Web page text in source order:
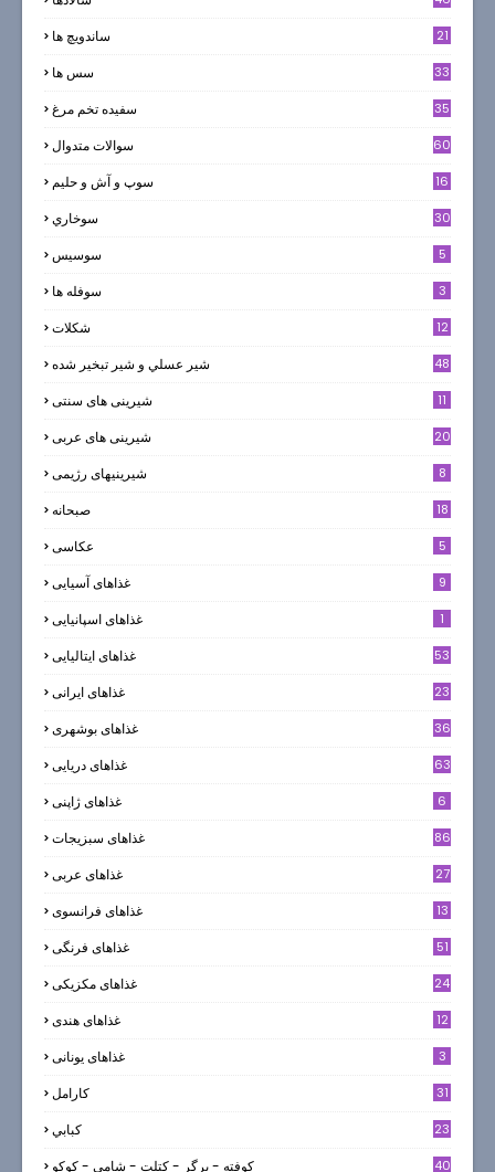
ساندویچ ها 21
سس ها 33
سفيده تخم مرغ 35
سوالات متدوال 60
سوپ و آش و حليم 16
سوخاري 30
سوسيس 5
سوفله ها 3
شکلات
12
شير عسلي و شير تبخير شده 48
شیرینی های سنتی 11
شیرینی های عربی 20
شیرینیهای رژیمی 8
صبحانه 18
عکاسی 5
غذاهای آسیایی 9
غذاهای اسپانیایی 1
غذاهای ایتالیایی 53
غذاهای ایرانی 23
غذاهای بوشهری 36
غذاهای دریایی 63
غذاهای ژاپنی 6
غذاهای سبزیجات 86
غذاهای عربی 27
غذاهای فرانسوی 13
غذاهای فرنگی 51
غذاهای مکزیکی 24
غذاهای هندی 12
غذاهای یونانی 3
كارامل 31
كبابي 23
كوفته - برگر - كتلت - شامي - كوكو 40